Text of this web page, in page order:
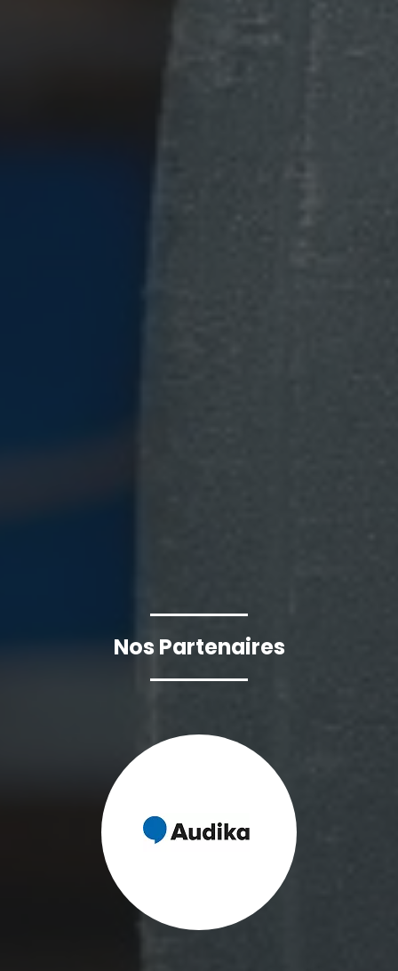
Nos Partenaires